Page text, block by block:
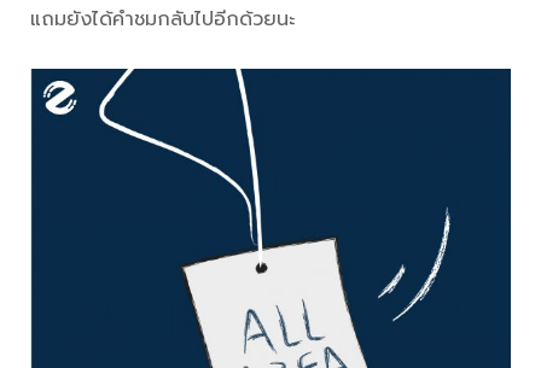
แถมยังได้คำชมกลับไปอีกด้วยนะ